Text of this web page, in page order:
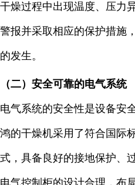
干燥过程中出现温度、压力
警报并采取相应的保护措施
的发生。
（二）安全可靠的电气系统
电气系统的安全性是设备安
鸿的干燥机采用了符合国际
式，具备良好的接地保护、
电气控制柜的设计合理，布